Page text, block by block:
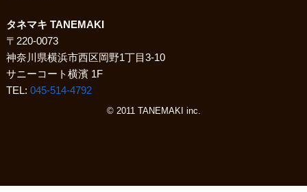
タネマキ TANEMAKI
〒220-0073
神奈川県横浜市西区岡野1丁目3-10
サニーコート横濱 1F
TEL: 045-514-4792
© 2011 TANEMAKI inc.